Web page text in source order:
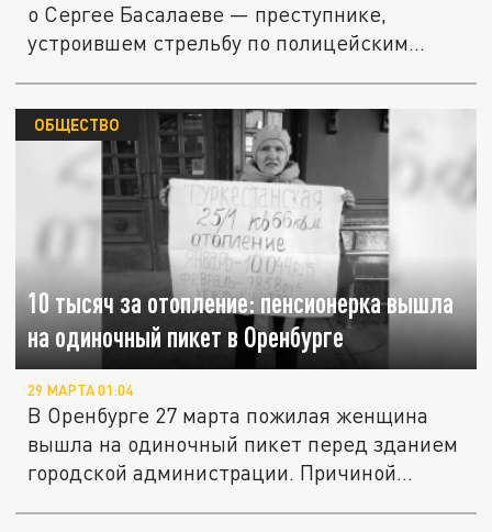
о Сергее Басалаеве — преступнике,
устроившем стрельбу по полицейским...
10 тысяч за отопление: пенсионерка вышла
на одиночный пикет в Оренбурге
ОБЩЕСТВО
29 МАРТА 01:04
В Оренбурге 27 марта пожилая женщина
вышла на одиночный пикет перед зданием
городской администрации. Причиной...